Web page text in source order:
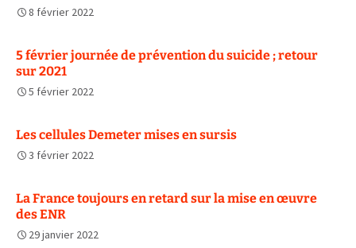
8 février 2022
5 février journée de prévention du suicide ; retour
sur 2021
5 février 2022
Les cellules Demeter mises en sursis
3 février 2022
La France toujours en retard sur la mise en œuvre
des ENR
29 janvier 2022